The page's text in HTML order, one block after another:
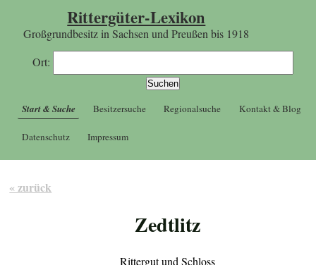
Rittergüter-Lexikon
Großgrundbesitz in Sachsen und Preußen bis 1918
Ort:
Start & Suche Besitzersuche Regionalsuche Kontakt & Blog
Datenschutz Impressum
« zurück
Zedtlitz
Rittergut und Schloss